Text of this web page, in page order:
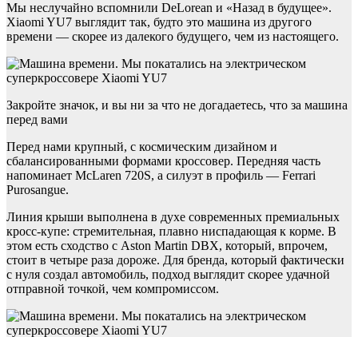
Мы неслучайно вспомнили DeLorean и «Назад в будущее».
Xiaomi YU7 выглядит так, будто это машина из другого
времени — скорее из далекого будущего, чем из настоящего.
Закройте значок, и вы ни за что не догадаетесь, что за машина
перед вами
Перед нами крупный, с космическим дизайном и
сбалансированными формами кроссовер. Передняя часть
напоминает McLaren 720S, а силуэт в профиль — Ferrari
Purosangue.
Линия крыши выполнена в духе современных премиальных
кросс-купе: стремительная, плавно ниспадающая к корме. В
этом есть сходство с Aston Martin DBX, который, впрочем,
стоит в четыре раза дороже. Для бренда, который фактически
с нуля создал автомобиль, подход выглядит скорее удачной
отправной точкой, чем компромиссом.